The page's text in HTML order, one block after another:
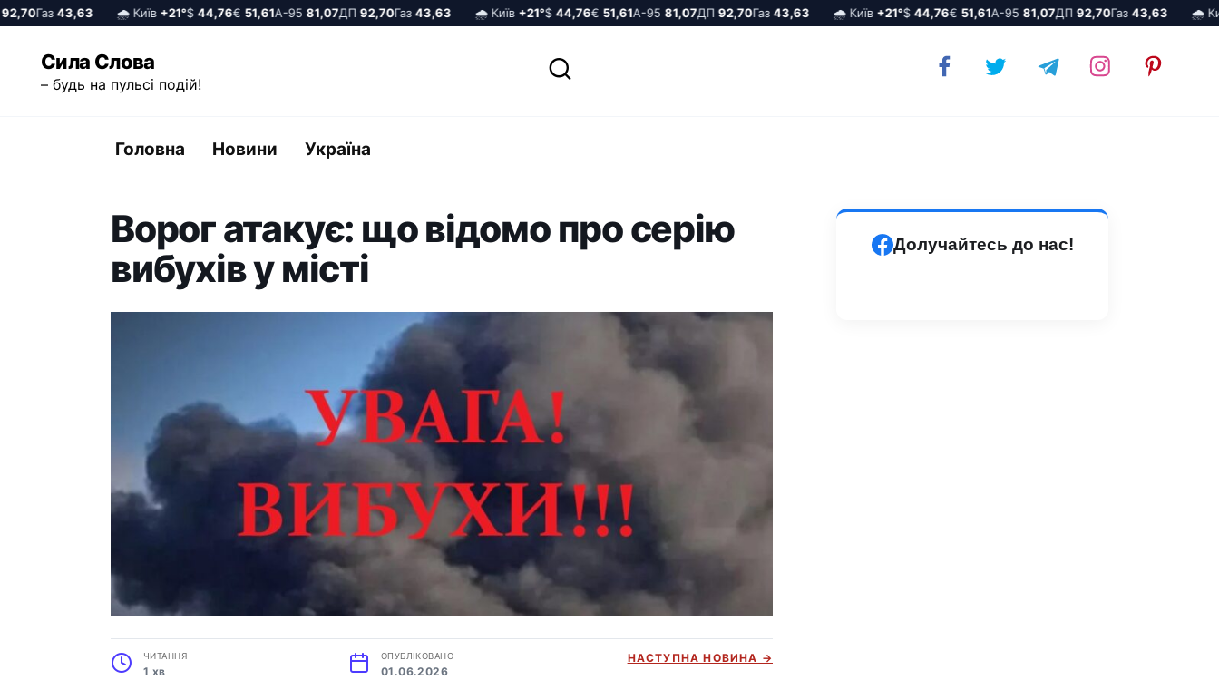
Газ43,63 🌧️ Київ+21°$44,76€51,61А-9581,07ДП92,70Газ43,63 🌧️ Київ+21°$44,76€51,61А-9581,07ДП92,70Газ43,63 🌧️ Київ+21°$44,76€51,61А-9581,07ДП92,70Газ43,63 🌧️ Київ
вмісту
Сила Слова
– будь на пульсі подій!
Головна Новини Україна
Ворог атакує: що відомо про серію
вибухів у місті
ЧИТАННЯ
1 хв
ОПУБЛІКОВАНО
01.06.2026
НАСТУПНА НОВИНА →
Долучайтесь до нас!